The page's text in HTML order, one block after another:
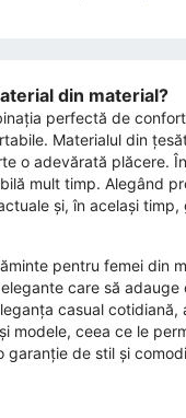
din material?
perfectă de
Materialul din
o adevărată plăcere.
mult timp. Alegând
și, în același
pentru femei din
care să
casual
modele, ceea ce le
de stil și